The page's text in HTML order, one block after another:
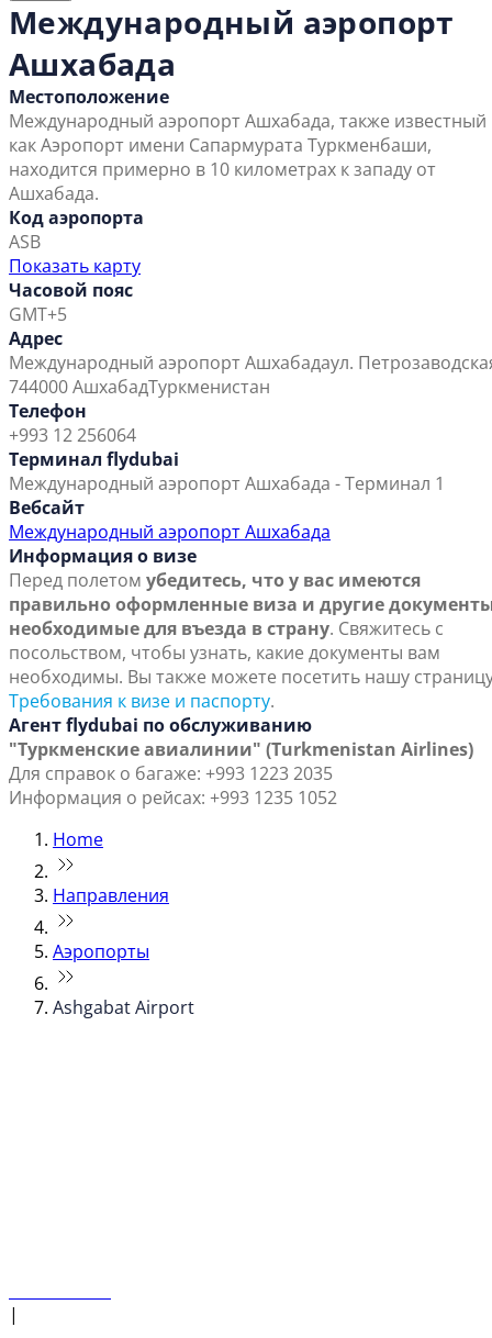
Международный аэропорт
Ашхабада
Местоположение
Международный аэропорт Ашхабада, также известный
как Аэропорт имени Сапармурата Туркменбаши,
находится примерно в 10 километрах к западу от
Ашхабада.
Код аэропорта
ASB
Показать карту
Часовой пояс
GMT+5
Адрес
Международный аэропорт Ашхабадаул.
744000 АшхабадТуркменистан
Телефон
+993 12 256064
Терминал flydubai
Международный аэропорт Ашхабада - Терминал 1
Вебсайт
Международный аэропорт Ашхабада
Информация о визе
Перед полетом убедитесь, что у вас имеются
правильно оформленные виза и другие
необходимые для въезда в страну. Свяжитесь с
посольством, чтобы узнать, какие документы вам
необходимы. Вы также можете посетить нашу
Требования к визе и паспорту.
Агент flydubai по обслуживанию
"Туркменские авиалинии" (Turkmenistan Airlines)
Для справок о багаже: +993 1223 2035
Информация о рейсах: +993 1235 1052
Home
Направления
Аэропорты
Ashgabat Airport
|